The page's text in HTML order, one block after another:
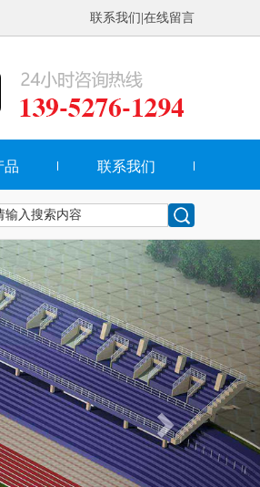
联系我们 在线留言
品 联系我们